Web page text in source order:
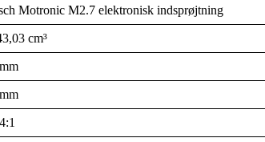
Motronic M2.7 elektronisk indsprøjtning
cm³